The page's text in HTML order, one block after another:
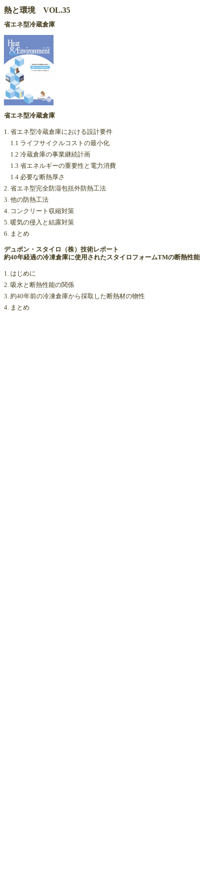
熱と環境 VOL.35
省エネ型冷蔵倉庫
省エネ型冷蔵倉庫
1. 省エネ型冷蔵倉庫における設計要件
1.1 ライフサイクルコストの最小化
1.2 冷蔵倉庫の事業継続計画
1.3 省エネルギーの重要性と電力消費
1.4 必要な断熱厚さ
2. 省エネ型完全防湿包括外防熱工法
3. 他の防熱工法
4. コンクリート収縮対策
5. 暖気の侵入と結露対策
6. まとめ
デュポン・スタイロ（株）技術レポート
約40年経過の冷凍倉庫に使用されたスタイロフォームTMの断熱性能
1. はじめに
2. 吸水と断熱性能の関係
3. 約40年前の冷凍倉庫から採取した断熱材の物性
4. まとめ